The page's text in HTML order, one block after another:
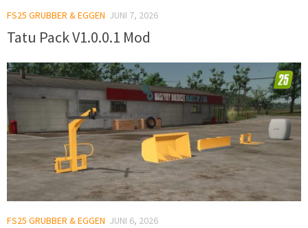
FS25 GRUBBER & EGGEN JUNI 7, 2026
Tatu Pack V1.0.0.1 Mod
FS25 GRUBBER & EGGEN JUNI 6, 2026